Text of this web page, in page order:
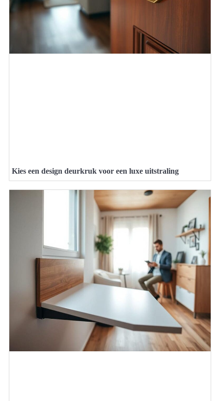
Kies een design deurkruk voor een luxe uitstraling